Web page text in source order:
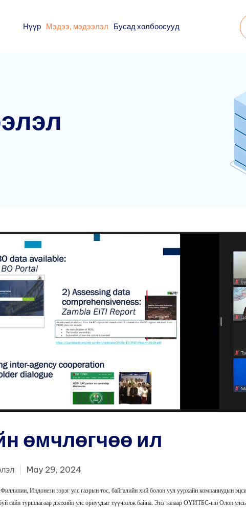
Нүүр Мэдээ, мэдээлэл Бусад холбоосууд
өмчлөгчөө ил
дэлхий дахины сайн
May 29, 2024
Индонези зэрэг улс газрын тос, байгалийн хий болон уул уурхайн компаниудын
сайн туршлагаар дэлхийн улс орнуудыг түүчээлж байна. Энэ талаар ОҮИТБС-ын Олон